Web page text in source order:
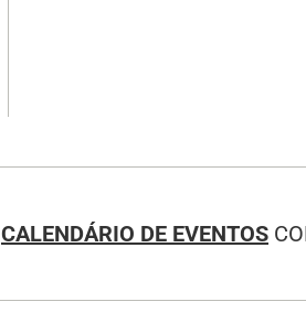
CALENDÁRIO DE EVENTOS